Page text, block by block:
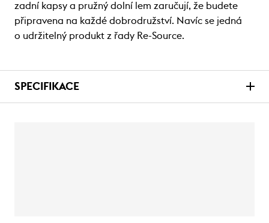
zadní kapsy a pružný dolní lem zaručují, že budete
připravena na každé dobrodružství. Navíc se jedná
o udržitelný produkt z řady Re-Source.
SPECIFIKACE